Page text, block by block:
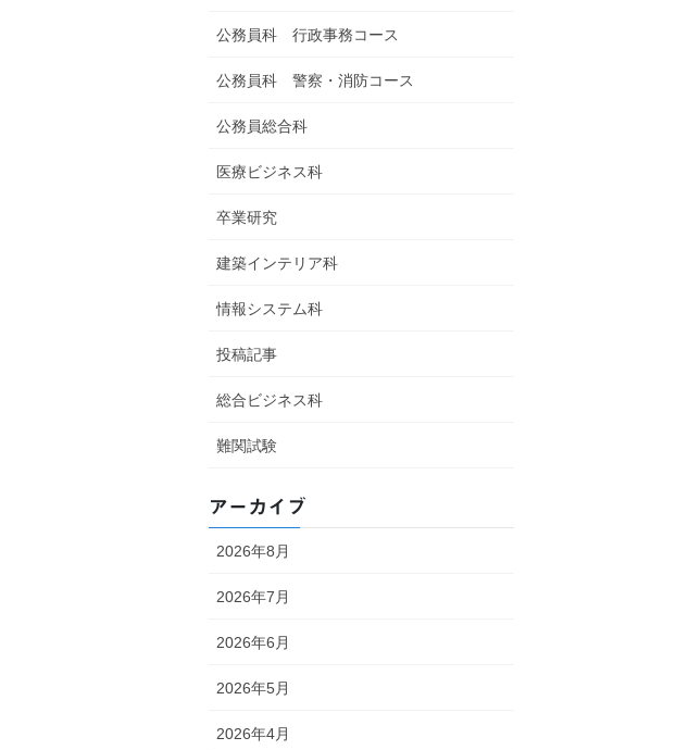
公務員科 行政事務コース
公務員科 警察・消防コース
公務員総合科
医療ビジネス科
卒業研究
建築インテリア科
情報システム科
投稿記事
総合ビジネス科
難関試験
アーカイブ
2026年8月
2026年7月
2026年6月
2026年5月
2026年4月